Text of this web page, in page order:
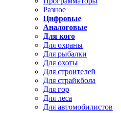
Разное
Цифровые
Аналоговые
Для кого
Для охраны
Для рыбалки
Для охоты
Для строителей
Для страйкбола
Для гор
Для леса
Для автомобилистов